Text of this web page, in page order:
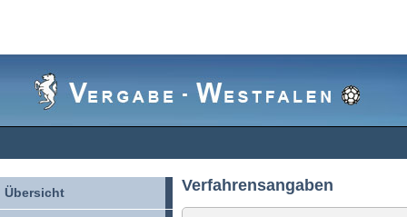
Übersicht Verfahrensangaben